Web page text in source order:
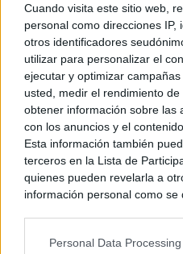
Cuando visita este sitio web,
personal como direcciones
otros identificadores
utilizar para personalizar el
ejecutar y optimizar
usted, medir el rendimiento
obtener información sobre las
con los anuncios y el contenido.
Esta información también
terceros en la Lista de
quienes pueden revelarla a
información personal como
generamos contenido
Personal Data
una habitación a otra. Los
Ectochucho son bastante
entretenidos yendo aquí y
Aunque el resto de niveles,
variados y originales, no